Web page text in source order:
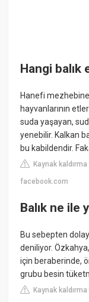
Hangi balık
Hanefi
hayvanlarının
suda yaşayan,
yenebilir. Kalkan
bu kabildendir.
Kaynak
facebook.com
Balık ne ile
Bu sebepten
deniliyor.
için beraberinde,
grubu besin
Kaynak